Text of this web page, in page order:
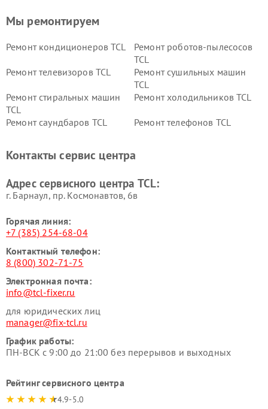
Мы ремонтируем
Ремонт кондиционеров TCL
Ремонт роботов-пылесосов
TCL
Ремонт телевизоров TCL
Ремонт сушильных машин
TCL
Ремонт стиральных машин
TCL
Ремонт холодильников TCL
Ремонт саундбаров TCL Ремонт телефонов TCL
Контакты сервис центра
Адрес сервисного центра TCL:
г. Барнаул, ​пр. Космонавтов, 6в
Горячая линия:
+7 (385) 254-68-04
Контактный телефон:
8 (800) 302-71-75
Электронная почта:
info@tcl-fixer.ru
для юридических лиц
manager@fix-tcl.ru
График работы:
ПН-ВСК с 9:00 до 21:00 без перерывов и выходных
Рейтинг сервисного центра
4.9-5.0